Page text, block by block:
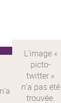
Version française